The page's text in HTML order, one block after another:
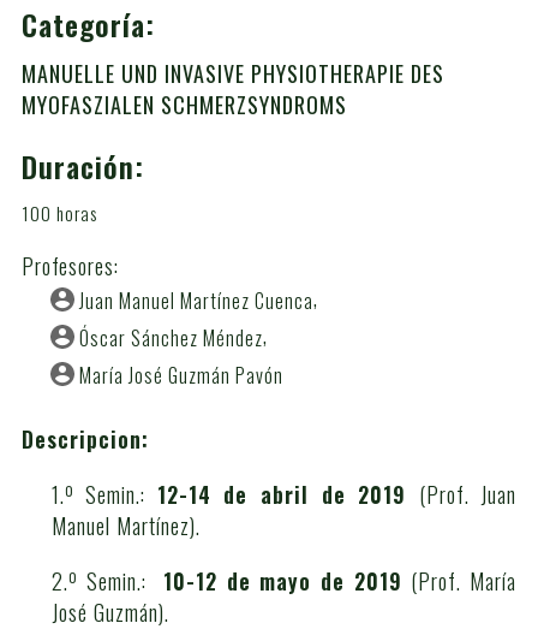
Categoría:
MANUELLE UND INVASIVE PHYSIOTHERAPIE DES
MYOFASZIALEN SCHMERZSYNDROMS
Duración:
100 horas
Profesores:
Juan Manuel Martínez Cuenca
Óscar Sánchez Méndez
María José Guzmán Pavón
Descripcion:
1.º Semin.: 12-14 de abril de 2019 (Prof. Juan
Manuel Martínez).
2.º Semin.:
10-12 de mayo de 2019 (Prof. María
José Guzmán).